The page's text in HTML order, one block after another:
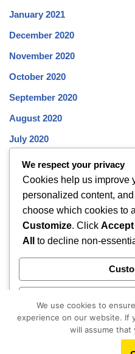
January 2021
December 2020
November 2020
October 2020
September 2020
August 2020
July 2020
June 2020
May 2020
April 2020
March 2020
February 2020
December 2019
November 2019
October 2019
We respect your privacy
Cookies help us improve
personalized content,
choose which cookies to
Customize. Click Accept
All
to decline non-
We use cookies to
experience on our website. If
will assume that